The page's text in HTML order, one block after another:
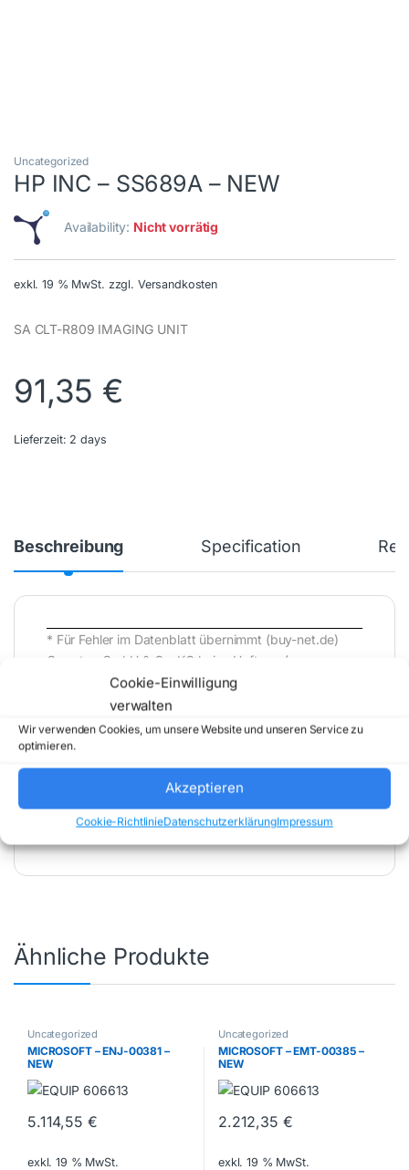
Cookie-Einwilligung
verwalten
Wir verwenden Cookies, um unsere Website und unseren Service zu
optimieren.
Akzeptieren
Cookie-RichtlinieDatenschutzerklärungImpressum
Uncategorized
HP INC – SS689A – NEW
Availability: Nicht vorrätig
exkl. 19 % MwSt. zzgl. Versandkosten
SA CLT-R809 IMAGING UNIT
91,35 €
Lieferzeit: 2 days
Beschreibung Specification
* Für Fehler im Datenblatt übernimmt (buy-net.de)
Comstex GmbH & Co. KG keine Haftung (
202608090400 )
Artikelnummer:SS689A
Kategorie:
Uncategorized
Marke:HP INC
Ähnliche Produkte
Uncategorized
MICROSOFT – ENJ-00381 –
NEW
5.114,55 €
exkl. 19 % MwSt.
Uncategorized
MICROSOFT – EMT-00385 –
NEW
2.212,35 €
exkl. 19 % MwSt.